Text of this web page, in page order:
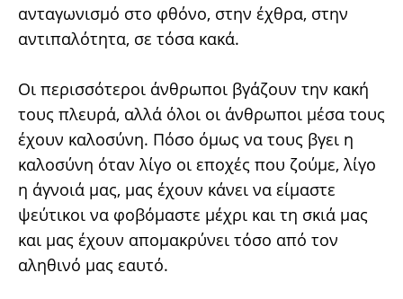
ανταγωνισμό στο φθόνο, στην έχθρα, στην
αντιπαλότητα, σε τόσα κακά.
Οι περισσότεροι άνθρωποι βγάζουν την κακή
τους πλευρά, αλλά όλοι οι άνθρωποι μέσα τους
έχουν καλοσύνη. Πόσο όμως να τους βγει η
καλοσύνη όταν λίγο οι εποχές που ζούμε, λίγο
η άγνοιά μας, μας έχουν κάνει να είμαστε
ψεύτικοι να φοβόμαστε μέχρι και τη σκιά μας
και μας έχουν απομακρύνει τόσο από τον
αληθινό μας εαυτό.